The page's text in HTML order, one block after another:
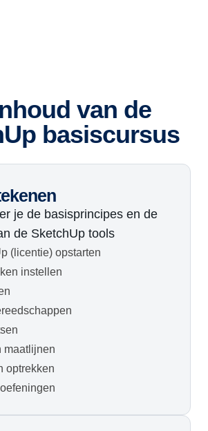
van de
basiscursus
je de basisprincipes en de
de SketchUp tools
(licentie) opstarten
instellen
maatlijnen
optrekken